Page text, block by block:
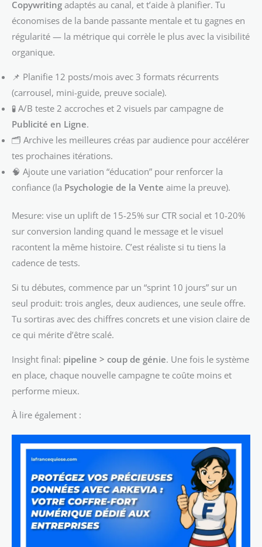
Copywriting adaptés au canal, et t’aide à planifier. Tu
économises de la bande passante mentale et tu gagnes en
régularité — la métrique qui corrèle le plus avec la visibilité
organique.
📌 Planifie 12 posts/mois avec 3 formats récurrents
(carrousel, mini-guide, preuve sociale).
🧪 A/B teste 2 accroches et 2 visuels par campagne de
Publicité en Ligne.
🗂️ Archive les meilleures créas par audience pour accélérer
tes prochaines itérations.
🧠 Ajoute une variation “éducation” pour renforcer la
confiance (la Psychologie de la Vente aime la preuve).
Mesure: vise un uplift de 15-25% sur CTR social et 10-20%
sur conversion landing quand le message et le visuel
racontent la même histoire. C’est réaliste si tu tiens la
cadence de tests.
Si tu débutes, commence par un “sprint 10 jours” sur un
seul produit: trois angles, deux audiences, une seule offre.
Tu sortiras avec des chiffres concrets et une vision claire de
ce qui mérite d’être scalé.
Insight final: pipeline > coup de génie. Une fois le système
en place, chaque nouvelle campagne te coûte moins et
performe mieux.
À lire également :